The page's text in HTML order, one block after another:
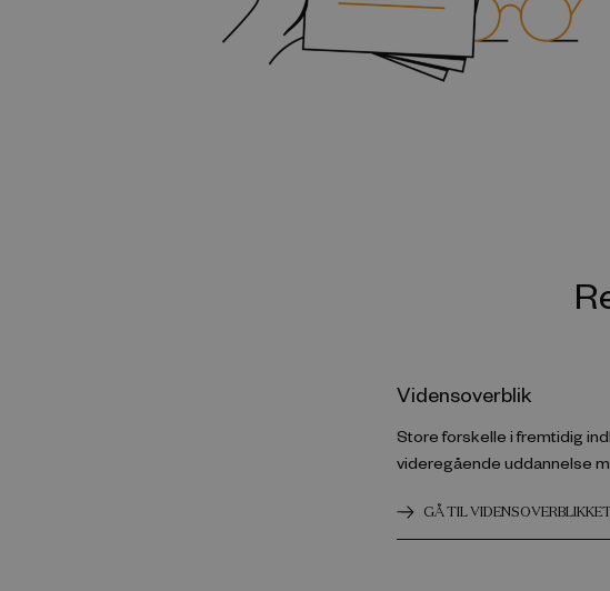
Vidensoverblik
Store forskelle i fremtidig
videregående uddannelse
GÅ TIL